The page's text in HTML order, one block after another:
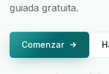
guiada gratuita.
Comenzar